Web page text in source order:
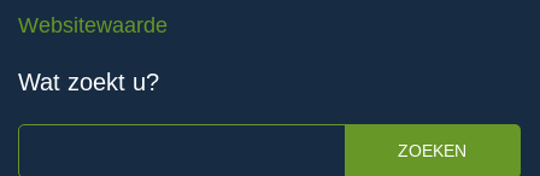
Websitewaarde
Wat zoekt u?
ZOEKEN